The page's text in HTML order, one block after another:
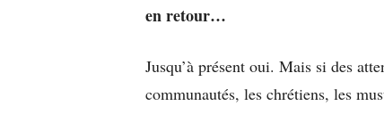
en retour…
Jusqu’à présent oui. Mais si des
communautés, les chrétiens, les